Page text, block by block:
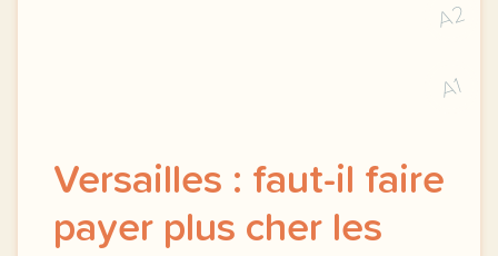
A2
A1
Versailles : faut-il faire
payer plus cher les